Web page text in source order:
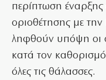
περίπτωση
οριοθέτησης με
ληφθούν υπόψη οι
κατά τον
όλες τις θάλασσες.